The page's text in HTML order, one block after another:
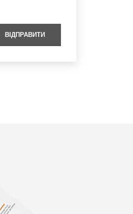
ВІДПРАВИТИ